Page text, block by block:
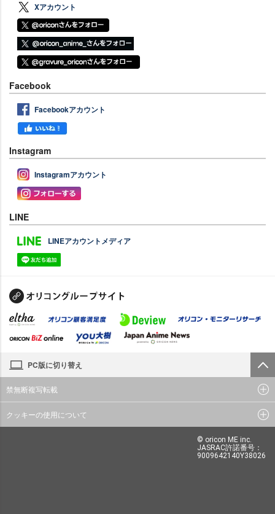
Xアカウント
Facebook
Facebookアカウント
Instagram
Instagramアカウント
LINE
LINEアカウントメディア
PC版に切り替え
禁無断複写転載
クッキーの使用について
© oricon ME inc.
JASRAC許諾番号：
9009642140Y38026